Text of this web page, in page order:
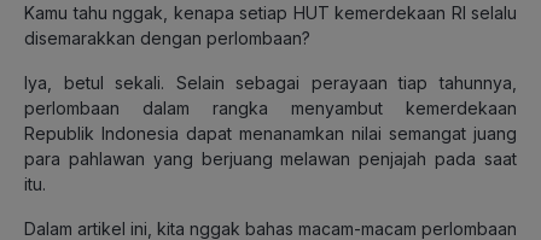
Kamu tahu nggak, kenapa setiap HUT kemerdekaan RI selalu
disemarakkan dengan perlombaan?
Iya, betul sekali. Selain sebagai perayaan tiap tahunnya,
perlombaan dalam rangka menyambut kemerdekaan
Republik Indonesia dapat menanamkan nilai semangat juang
para pahlawan yang berjuang melawan penjajah pada saat
itu.
Dalam artikel ini, kita nggak bahas macam-macam perlombaan